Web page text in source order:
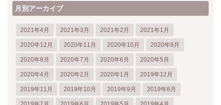
月別アーカイブ
2021年4月 2021年3月 2021年2月 2021年1月
2020年12月 2020年11月 2020年10月 2020年9月
2020年8月 2020年7月 2020年6月 2020年5月
2020年4月 2020年2月 2020年1月 2019年12月
2019年11月 2019年10月 2019年9月 2019年8月